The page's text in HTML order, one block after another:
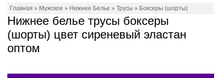
Главная » Мужское » Нижнее Белье » Трусы » Боксеры (шорты)
Нижнее белье трусы боксеры
(шорты) цвет сиреневый эластан
оптом